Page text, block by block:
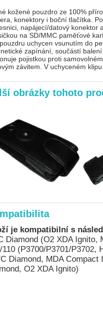
kožené pouzdro ze 100%
konektory i boční tlačítka.
napájecí/datový konektor
na SD/MMC paměťové
uchycen vsunutím do
zapínání, součástí
pojistkou proti
závitem. V uchyceném
obrázky tohoto
je kompatibilní s
Diamond (O2 XDA Ignito,
110 (P3700/P3701/P3702,
Diamond, MDA
O2 XDA Ignito)